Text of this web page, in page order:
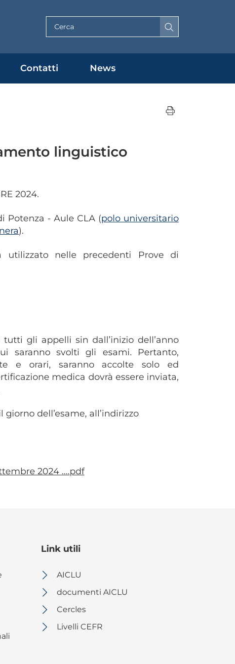
Contatti News
linguistico
2024.
Potenza - Aule CLA (polo universitario
).
nelle precedenti Prove di
gli appelli sin dall’inizio dell’anno
saranno svolti gli esami. Pertanto,
e orari, saranno accolte solo ed
medica dovrà essere inviata,
dell’esame, all’indirizzo
2024 ....pdf
Link utili
AICLU
documenti AICLU
Cercles
Livelli CEFR